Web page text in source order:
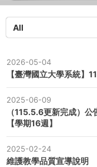
All
2026-05-04
【臺灣國立大學系統】
2025-06-09
（115.5.6更新完成）
【學期16週】
2025-02-24
維護教學品質宣導說明